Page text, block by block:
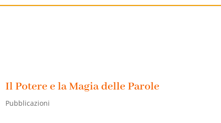
Il Potere e la Magia delle Parole
Pubblicazioni